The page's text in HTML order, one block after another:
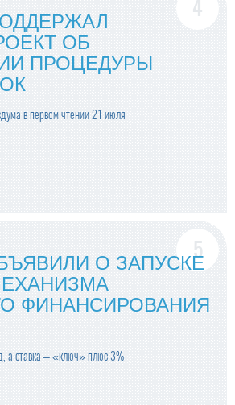
ОБ
ПРОЦЕДУРЫ
в первом чтении 21 июля
О ЗАПУСКЕ
ФИНАНСИРОВАНИЯ
а ставка – «ключ» плюс 3%